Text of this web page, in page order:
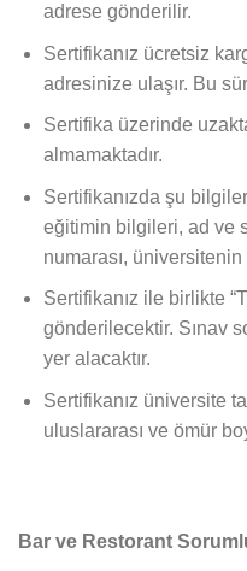
adrese gönderilir.
Sertifikanız ücretsiz
adresinize ulaşır. Bu
Sertifika üzerinde
almamaktadır.
Sertifikanızda şu
eğitimin bilgileri, ad ve
numarası,
Sertifikanız ile birlikte
gönderilecektir. Sınav
yer alacaktır.
Sertifikanız üniversite
uluslararası ve ömür
Bar ve Restorant